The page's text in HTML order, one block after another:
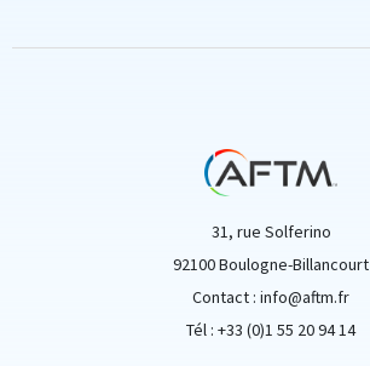
31, rue Solferino
92100 Boulogne-Billancourt
Contact : info@aftm.fr
Tél : +33 (0)1 55 20 94 14